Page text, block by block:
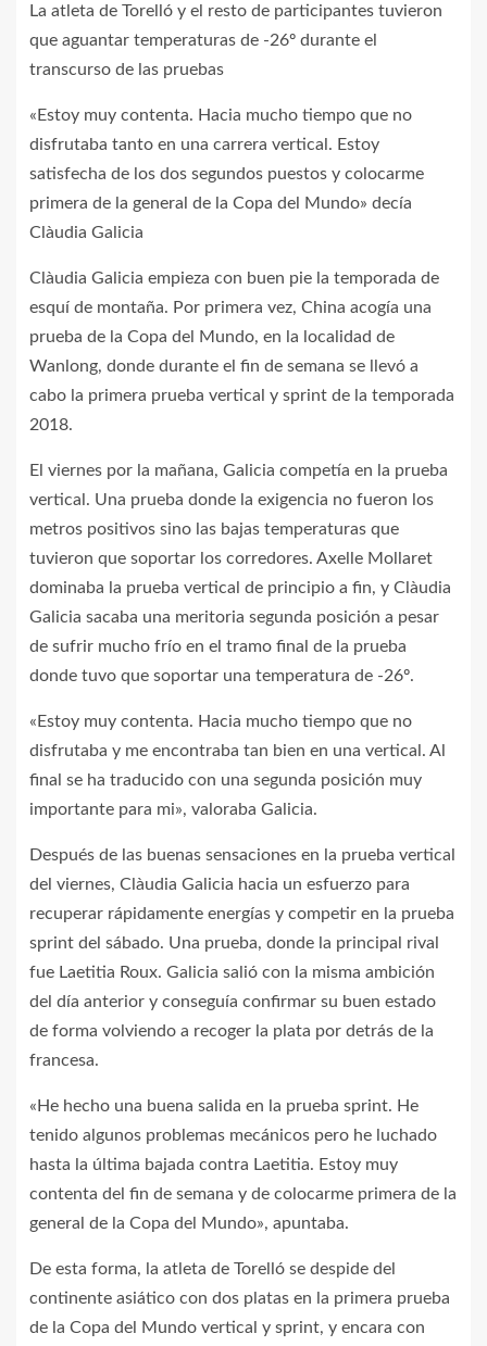
La atleta de Torelló y el resto de participantes tuvieron
que aguantar temperaturas de -26º durante el
transcurso de las pruebas
«Estoy muy contenta. Hacia mucho tiempo que no
disfrutaba tanto en una carrera vertical. Estoy
satisfecha de los dos segundos puestos y colocarme
primera de la general de la Copa del Mundo» decía
Clàudia Galicia
Clàudia Galicia empieza con buen pie la temporada de
esquí de montaña. Por primera vez, China acogía una
prueba de la Copa del Mundo, en la localidad de
Wanlong, donde durante el fin de semana se llevó a
cabo la primera prueba vertical y sprint de la temporada
2018.
El viernes por la mañana, Galicia competía en la prueba
vertical. Una prueba donde la exigencia no fueron los
metros positivos sino las bajas temperaturas que
tuvieron que soportar los corredores. Axelle Mollaret
dominaba la prueba vertical de principio a fin, y Clàudia
Galicia sacaba una meritoria segunda posición a pesar
de sufrir mucho frío en el tramo final de la prueba
donde tuvo que soportar una temperatura de -26º.
«Estoy muy contenta. Hacia mucho tiempo que no
disfrutaba y me encontraba tan bien en una vertical. Al
final se ha traducido con una segunda posición muy
importante para mi», valoraba Galicia.
Después de las buenas sensaciones en la prueba vertical
del viernes, Clàudia Galicia hacia un esfuerzo para
recuperar rápidamente energías y competir en la prueba
sprint del sábado. Una prueba, donde la principal rival
fue Laetitia Roux. Galicia salió con la misma ambición
del día anterior y conseguía confirmar su buen estado
de forma volviendo a recoger la plata por detrás de la
francesa.
«He hecho una buena salida en la prueba sprint. He
tenido algunos problemas mecánicos pero he luchado
hasta la última bajada contra Laetitia. Estoy muy
contenta del fin de semana y de colocarme primera de la
general de la Copa del Mundo», apuntaba.
De esta forma, la atleta de Torelló se despide del
continente asiático con dos platas en la primera prueba
de la Copa del Mundo vertical y sprint, y encara con